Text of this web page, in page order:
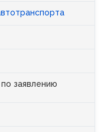
заявлению